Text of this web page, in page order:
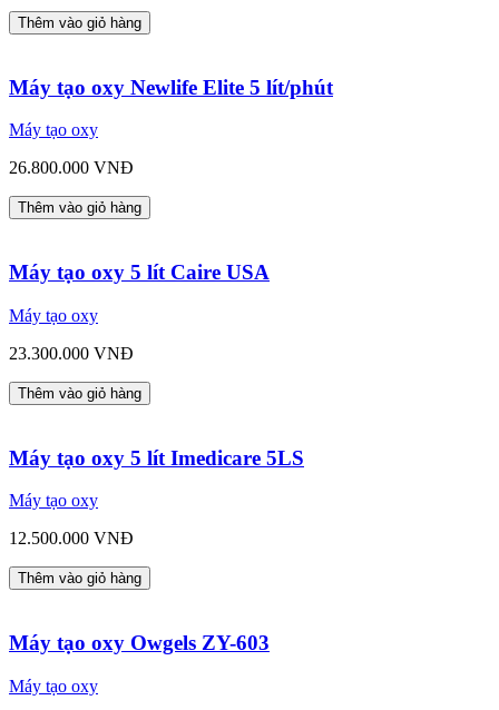
Thêm vào giỏ hàng
Máy tạo oxy Newlife Elite 5 lít/phút
Máy tạo oxy
26.800.000 VNĐ
Thêm vào giỏ hàng
Máy tạo oxy 5 lít Caire USA
Máy tạo oxy
23.300.000 VNĐ
Thêm vào giỏ hàng
Máy tạo oxy 5 lít Imedicare 5LS
Máy tạo oxy
12.500.000 VNĐ
Thêm vào giỏ hàng
Máy tạo oxy Owgels ZY-603
Máy tạo oxy